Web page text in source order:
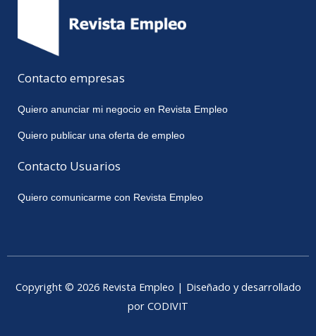
Contacto empresas
Quiero anunciar mi negocio en Revista Empleo
Quiero publicar una oferta de empleo
Contacto Usuarios
Quiero comunicarme con Revista Empleo
Copyright © 2026 Revista Empleo | Diseñado y desarrollado
por CODIVIT